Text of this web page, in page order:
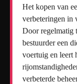
Het kopen van
verbeteringen in
Door regelmatig
bestuurder een
voertuig en leert
verbeterde